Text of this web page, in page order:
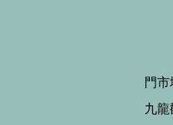
門市
九龍